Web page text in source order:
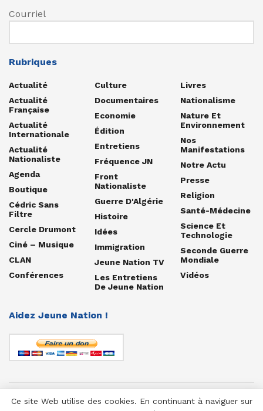
Courriel
Rubriques
Actualité
Actualité
Française
Actualité
Internationale
Actualité
Nationaliste
Agenda
Boutique
Cédric Sans
Filtre
Cercle Drumont
Ciné – Musique
CLAN
Conférences
Culture
Documentaires
Economie
Édition
Entretiens
Fréquence JN
Front
Nationaliste
Guerre D'Algérie
Histoire
Idées
Immigration
Jeune Nation TV
Les Entretiens
De Jeune Nation
Livres
Nationalisme
Nature Et
Environnement
Nos
Manifestations
Notre Actu
Presse
Religion
Santé-Médecine
Science Et
Technologie
Seconde Guerre
Mondiale
Vidéos
Aidez Jeune Nation !
Ce site Web utilise des cookies. En continuant à naviguer sur